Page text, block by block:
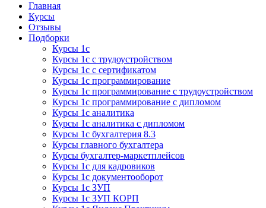
Курсы 1С
Курсы 1С официальная сертификация
Главная
Курсы
Отзывы
Подборки
Курсы 1с
Курсы 1с с трудоустройством
Курсы 1с с сертификатом
Курсы 1с программирование
Курсы 1с программирование с трудоустройством
Курсы 1с программирование с дипломом
Курсы 1с аналитика
Курсы 1с аналитика с дипломом
Курсы 1с бухгалтерия 8.3
Курсы главного бухгалтера
Курсы бухгалтер-маркетплейсов
Курсы 1с для кадровиков
Курсы 1с документооборот
Курсы 1с ЗУП
Курсы 1с ЗУП КОРП